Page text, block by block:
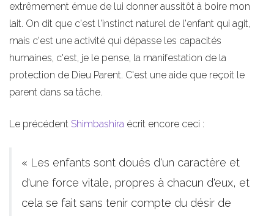
extrêmement émue de lui donner aussitôt à boire mon
lait. On dit que c'est l'instinct naturel de l'enfant qui agit,
mais c'est une activité qui dépasse les capacités
humaines, c'est, je le pense, la manifestation de la
protection de Dieu Parent. C'est une aide que reçoit le
parent dans sa tâche.
Le précédent Shimbashira écrit encore ceci :
« Les enfants sont doués d'un caractère et
d'une force vitale, propres à chacun d'eux, et
cela se fait sans tenir compte du désir de